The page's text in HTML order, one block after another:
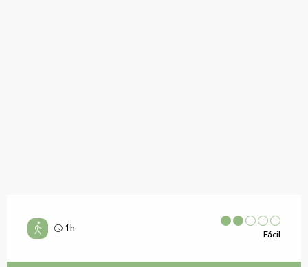
1h
Fácil